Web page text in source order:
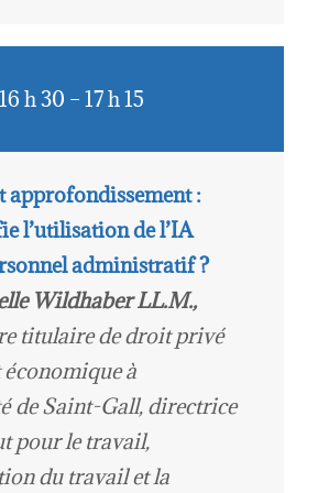
16 h 30 – 17 h 15
approfondissement :
l’utilisation de l’IA
administratif ?
Wildhaber LL.M.,
titulaire de droit privé
à
de Saint-Gall, directrice
pour le travail,
du travail et la